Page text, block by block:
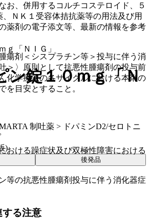
お、併用するコルチコステロイド、５
ＮＫ１受容体拮抗薬等の用法及び用
薬剤の電子添文等、最新の情報を参考
瘍剤＜シスプラチン等＞投与に伴う消
＞〉原則として抗悪性腫瘍剤の投与前
化学療法の各サイクルにおける本剤の
を目安とすること。
ける躁症状及び双極性障害における
の抗悪性腫瘍剤投与に伴う消化器症
る注意
ｇ「ＮＩＧ」
ン錠１０ｍｇ「Ｎ
制吐薬 > ドパミンD2/セロトニ
)
後発品